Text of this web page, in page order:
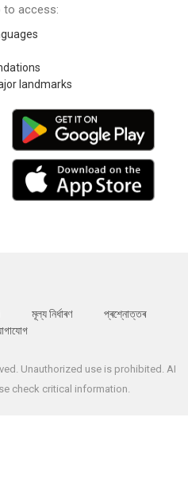
to access:
landmarks
মূল্য নিৰ্ধাৰণ
প্ৰশ্নোত্তৰ
Unauthorized use is prohibited. AI
check critical information.